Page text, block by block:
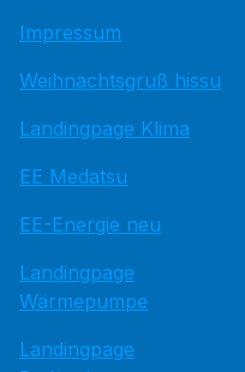
Impressum
Weihnachtsgruß hissu
Landingpage Klima
EE Medatsu
EE-Energie neu
Landingpage
Wärmepumpe
Landingpage